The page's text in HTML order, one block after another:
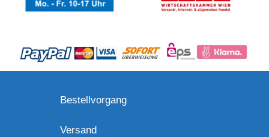
Bestellvorgang
Versand